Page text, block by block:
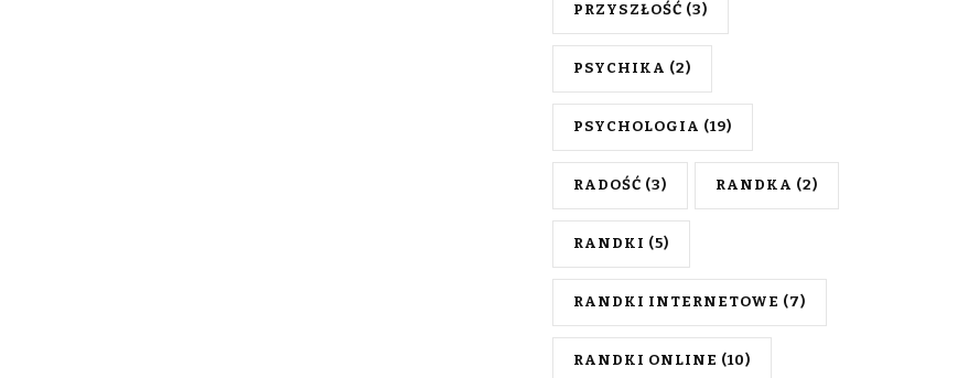
PRZYSZŁOŚĆ (3)
PSYCHIKA (2)
PSYCHOLOGIA (19)
RADOŚĆ (3) RANDKA (2)
RANDKI (5)
RANDKI INTERNETOWE (7)
RANDKI ONLINE (10)